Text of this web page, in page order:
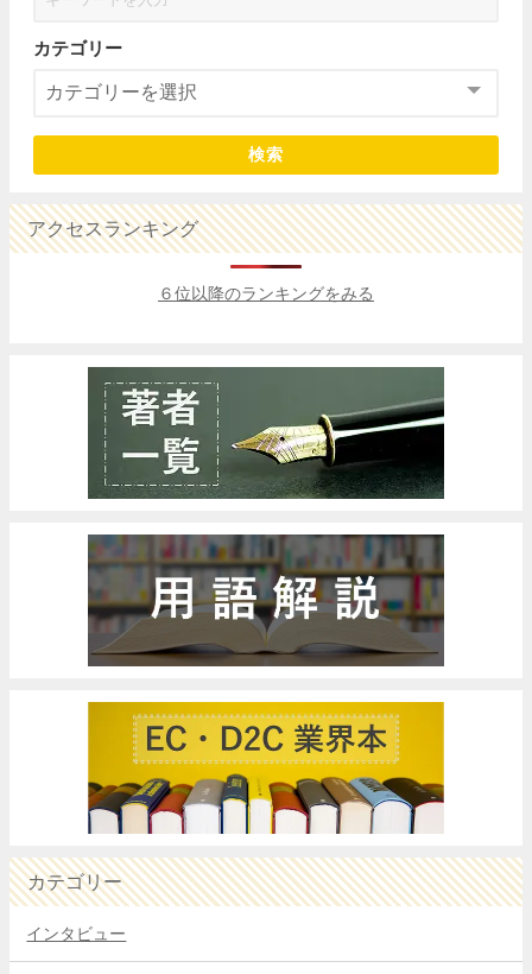
カテゴリー
検索
アクセスランキング
６位以降のランキングをみる
カテゴリー
インタビュー